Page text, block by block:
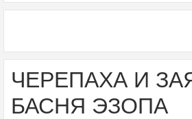
ЧЕРЕПАХА И
БАСНЯ ЭЗОПА